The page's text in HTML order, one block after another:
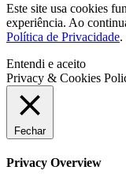
Este site usa cookies
experiência. Ao
Política de Privacidade.
Entendi e aceito
Privacy & Cookies
Fechar
Privacy Overview